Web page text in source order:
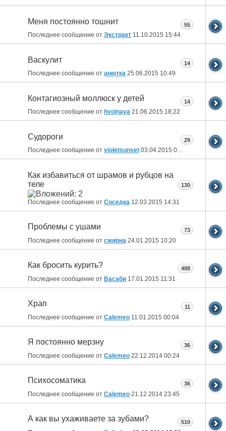
Меня постоянно тошнит
Последнее сообщение от Экстракт 11.10.2015 15:44
55
Васкулит
Последнее сообщение от анютка 25.06.2015 10:49
14
Контагиозный моллюск у детей
Последнее сообщение от hvojnaya 21.06.2015 18:22
14
Судороги
Последнее сообщение от violetsunset 03.04.2015 00:14
29
Как избавиться от шрамов и рубцов на
теле
Последнее сообщение от Соседка 12.03.2015 14:31
130
Проблемы с ушами
Последнее сообщение от смирна 24.01.2015 10:20
73
Как бросить курить?
Последнее сообщение от Васаби 17.01.2015 11:31
488
Храп
Последнее сообщение от Calemeo 11.01.2015 00:04
11
Я постоянно мерзну
Последнее сообщение от Calemeo 22.12.2014 00:24
36
Психосоматика
Последнее сообщение от Calemeo 21.12.2014 23:45
36
А как вы ухаживаете за зубами? 510